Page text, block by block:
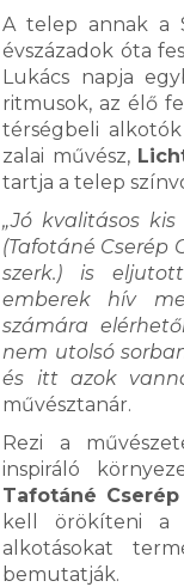
A telep annak a
évszázadok óta
Lukács napja
ritmusok, az élő
térségbeli
zalai művész,
tartja a telep
„Jó kvalitásos
(Tafotáné Cserép
szerk.) is
emberek hív
számára
nem utolsó
és itt azok
művésztanár.
Rezi a
inspiráló
Tafotáné
kell örökíteni a
alkotásokat
bemutatják.